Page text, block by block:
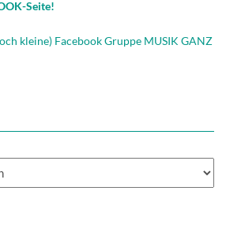
Seite!
kleine) Facebook Gruppe MUSIK GANZ